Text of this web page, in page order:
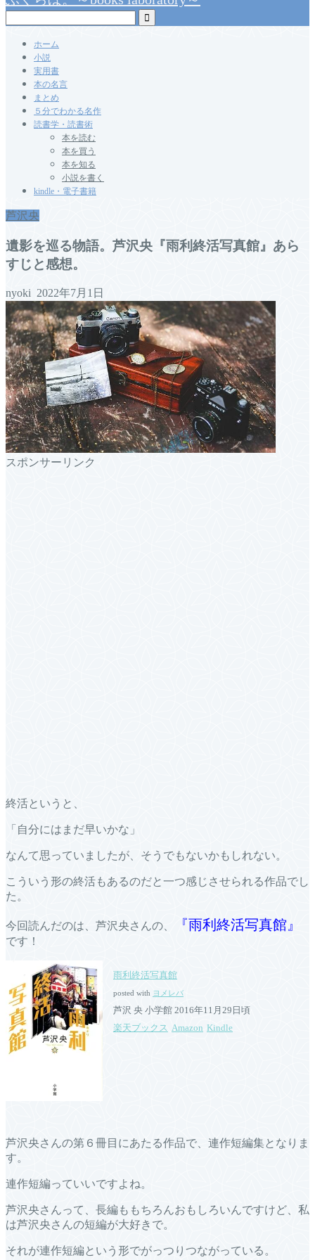
ホーム
小説
実用書
本の名言
まとめ
５分でわかる名作
読書学・読書術
本を読む
本を買う
本を知る
小説を書く
kindle・電子書籍
芦沢央
遺影を巡る物語。芦沢央『雨利終活写真館』あら
すじと感想。
nyoki 2022年7月1日
スポンサーリンク
終活というと、
「自分にはまだ早いかな」
なんて思っていましたが、そうでもないかもしれない。
こういう形の終活もあるのだと一つ感じさせられる作品でし
た。
今回読んだのは、芦沢央さんの、 『雨利終活写真館』
です！
雨利終活写真館
posted with ヨメレバ
芦沢 央 小学館 2016年11月29日頃
楽天ブックス Amazon Kindle
芦沢央さんの第６冊目にあたる作品で、連作短編集となりま
す。
連作短編っていいですよね。
芦沢央さんって、長編ももちろんおもしろいんですけど、私
は芦沢央さんの短編が大好きで。
それが連作短編という形でがっつりつながっている。